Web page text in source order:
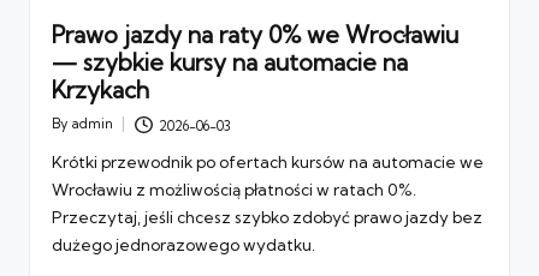
Prawo jazdy na raty 0% we Wrocławiu
— szybkie kursy na automacie na
Krzykach
Posted
By admin 2026-06-03
Krótki przewodnik po ofertach kursów na automacie we
Wrocławiu z możliwością płatności w ratach 0%.
Przeczytaj, jeśli chcesz szybko zdobyć prawo jazdy bez
dużego jednorazowego wydatku.